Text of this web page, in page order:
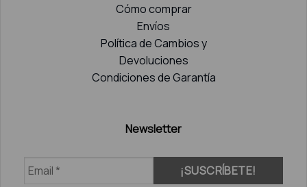
Cómo comprar
Envíos
Política de Cambios y
Devoluciones
Condiciones de Garantía
Newsletter